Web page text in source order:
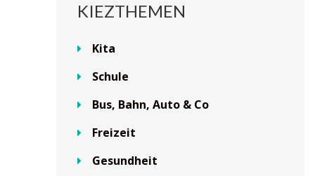
KIEZTHEMEN
Kita
Schule
Bus, Bahn, Auto & Co
Freizeit
Gesundheit